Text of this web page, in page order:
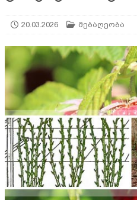
მცენარე AGROPLUS
20.03.2026 მებაღეობა